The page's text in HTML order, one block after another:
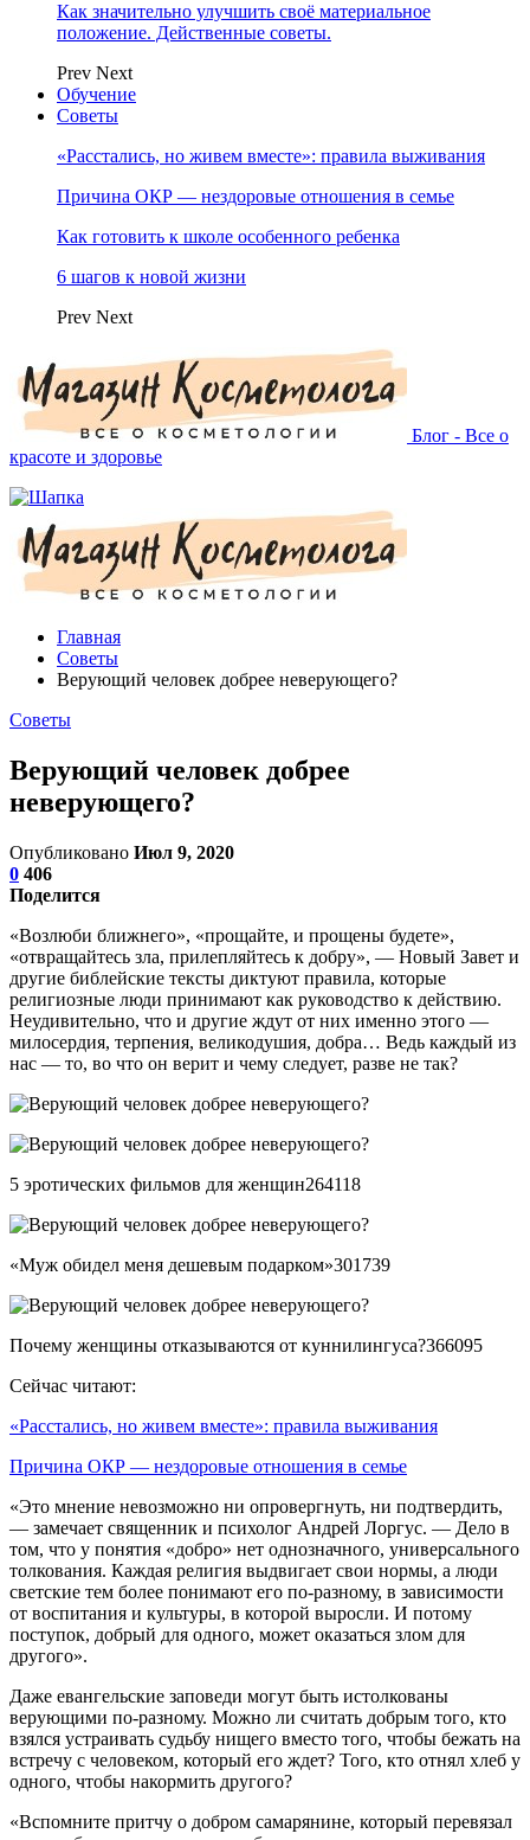
Как значительно улучшить своё материальное
положение. Действенные советы.
Prev Next
Обучение
Советы
«Расстались, но живем вместе»: правила выживания
Причина ОКР — нездоровые отношения в семье
Как готовить к школе особенного ребенка
6 шагов к новой жизни
Prev Next
Блог - Все о
красоте и здоровье
Главная
Советы
Верующий человек добрее неверующего?
Советы
Верующий человек добрее
неверующего?
Опубликовано Июл 9, 2020
0 406
Поделится
«Возлюби ближнего», «прощайте, и прощены будете»,
«отвращайтесь зла, прилепляйтесь к добру», — Новый Завет и
другие библейские тексты диктуют правила, которые
религиозные люди принимают как руководство к действию.
Неудивительно, что и другие ждут от них именно этого —
милосердия, терпения, великодушия, добра… Ведь каждый из
нас — то, во что он верит и чему следует, разве не так?
5 эротических фильмов для женщин264118
«Муж обидел меня дешевым подарком»301739
Почему женщины отказываются от куннилингуса?366095
Сейчас читают:
«Расстались, но живем вместе»: правила выживания
Причина ОКР — нездоровые отношения в семье
«Это мнение невозможно ни опровергнуть, ни подтвердить,
— замечает священник и психолог Андрей Лоргус. — Дело в
том, что у понятия «добро» нет однозначного, универсального
толкования. Каждая религия выдвигает свои нормы, а люди
светские тем более понимают его по-разному, в зависимости
от воспитания и культуры, в которой выросли. И потому
поступок, добрый для одного, может оказаться злом для
другого».
Даже евангельские заповеди могут быть истолкованы
верующими по-разному. Можно ли считать добрым того, кто
взялся устраивать судьбу нищего вместо того, чтобы бежать на
встречу с человеком, который его ждет? Того, кто отнял хлеб у
одного, чтобы накормить другого?
«Вспомните притчу о добром самарянине, который перевязал